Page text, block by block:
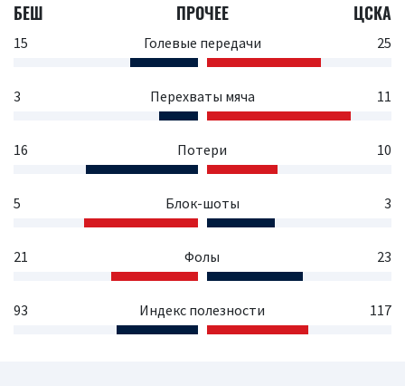
БЕШ ПРОЧЕЕ ЦСКА
15 Голевые передачи 25
3 Перехваты мяча 11
16 Потери 10
5 Блок-шоты 3
21 Фолы 23
93 Индекс полезности 117